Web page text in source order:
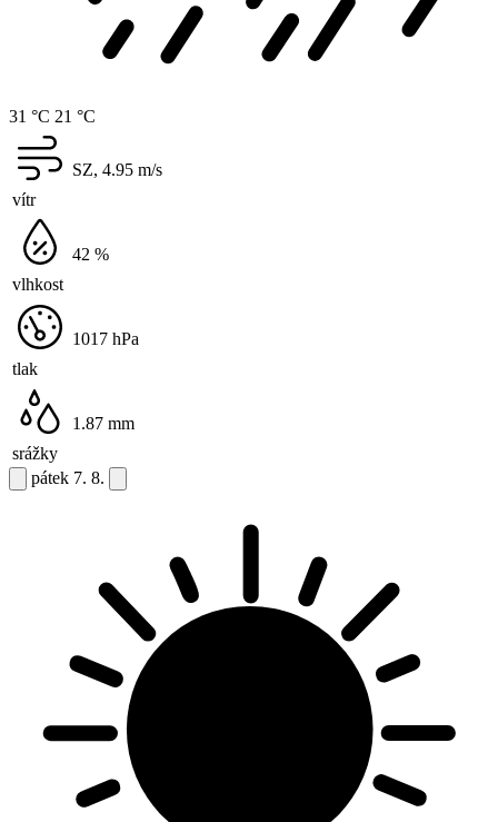
31 °C 21 °C
vítr
SZ, 4.95 m/s
vlhkost
42 %
tlak
1017 hPa
srážky
1.87 mm
pátek 7. 8.